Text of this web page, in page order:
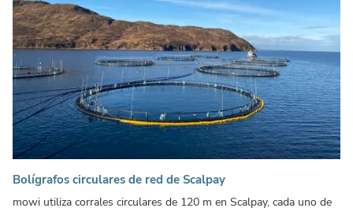
Bolígrafos circulares de red de Scalpay
mowi utiliza corrales circulares de 120 m en Scalpay, cada uno de